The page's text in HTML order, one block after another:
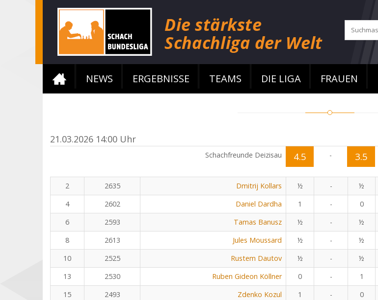
NEWS ERGEBNISSE TEAMS DIE LIGA FRAUEN
21.03.2026 14:00 Uhr
Schachfreunde Deizisau 4.5 - 3.5
2 2635 Dmitrij Kollars ½ - ½
4
2602 Daniel Dardha 1 - 0
6
2593 Tamas Banusz ½ - ½
8
2613 Jules Moussard ½ - ½
10
2525 Rustem Dautov ½ - ½
13
2530 Ruben Gideon Köllner 0 - 1
15
2493 Zdenko Kozul 1 - 0